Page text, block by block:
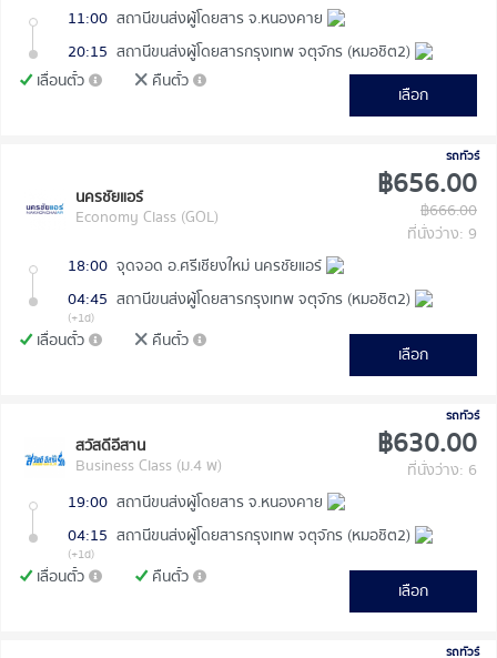
11:00 สถานีขนส่งผู้โดยสาร จ.หนองคาย
20:15 สถานีขนส่งผู้โดยสารกรุงเทพ จตุจักร (หมอชิต2)
เลื่อนตั๋ว
คืนตั๋ว
เลือก
รถทัวร์
นครชัยแอร์
Economy Class (GOL)
฿656.00
฿666.00
ที่นั่งว่าง: 9
18:00 จุดจอด อ.ศรีเชียงใหม่ นครชัยแอร์
04:45 สถานีขนส่งผู้โดยสารกรุงเทพ จตุจักร (หมอชิต2)
(+1d)
เลื่อนตั๋ว คืนตั๋ว
เลือก
รถทัวร์
สวัสดีอีสาน
Business Class (ม.4 พ)
฿630.00
ที่นั่งว่าง: 6
19:00 สถานีขนส่งผู้โดยสาร จ.หนองคาย
04:15 สถานีขนส่งผู้โดยสารกรุงเทพ จตุจักร (หมอชิต2)
(+1d)
เลื่อนตั๋ว คืนตั๋ว
เลือก
รถทัวร์